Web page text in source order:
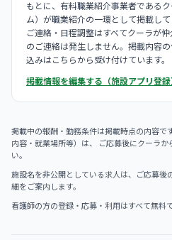
もとに、有料職業紹介事業者である
ム）が職業紹介の一環として掲載し
ご連絡・日程調整はすべてクーラが
のご連絡は発生しません。掲載内容
込みはこちらから受け付けています。
掲載情報を編集する（施設アプリ登録
掲載中の報酬・勤務条件は掲載時点の内容で
内容・就業場所等）は、 ご応募後にクーラ
い。
施設名を非公開としている求人は、ご応募後
細をご案内します。
看護師の方の登録・応募・利用はすべて無料で